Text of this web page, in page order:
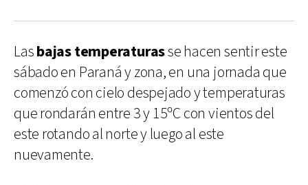
Lasbajas temperaturasse hacen sentir este
sábado en Paraná y zona, en una jornada que
comenzó con cielo despejado y temperaturas
que rondarán entre 3 y 15ºC con vientos del
este rotando al norte y luego al este
nuevamente.